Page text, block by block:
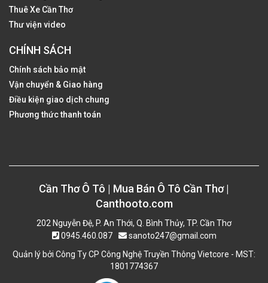
Thuê Xe Cần Thơ
Thư viện video
CHÍNH SÁCH
Chính sách bảo mật
Vận chuyển & Giao hàng
Điều kiện giao dịch chung
Phương thức thanh toán
Cần Thơ Ô Tô | Mua Bán Ô Tô Cần Thơ |
Canthooto.com
202 Nguyễn Đệ, P. An Thới, Q. Bình Thủy, TP. Cần Thơ
0945.460.087
sanoto247@gmail.com
Quản lý bởi Công Ty CP Công Nghệ Truyền Thông Vietcore - MST:
1801774367